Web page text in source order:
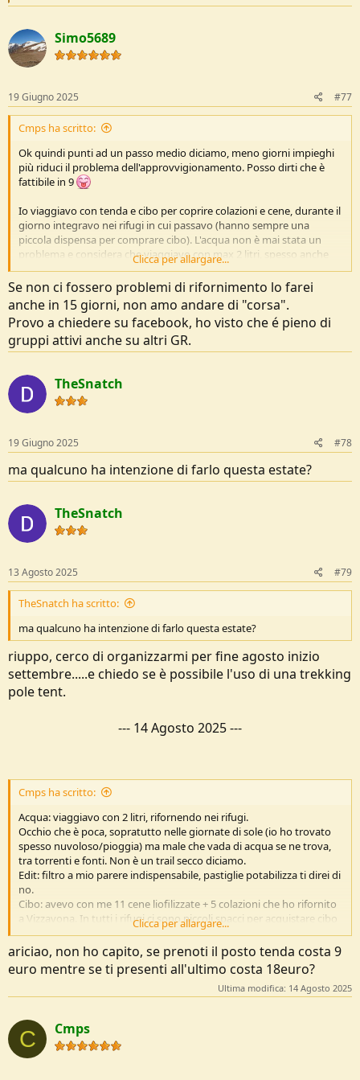
c
t
i
o
s
:
Simo5689
19 Giugno 2025 #77
Cmps ha scritto:
Ok quindi punti ad un passo medio diciamo, meno giorni impieghi
più riduci il problema dell'approvvigionamento. Posso dirti che è
fattibile in 9
Io viaggiavo con tenda e cibo per coprire colazioni e cene, durante il
giorno integravo nei rifugi in cui passavo (hanno sempre una
piccola dispensa per comprare cibo). L'acqua non è mai stata un
problema e considera che viaggiavo con max 2 litri, spesso anche
meno (quindi pochi) e solo una volta sono arrivato un po' corto.
Comunque, siamo in pochi qui sul forum ad aver fatto il GR20 e,
credo, lo abbiamo fatto tutti in estate con i rifugi aperti e nessun
problema di rifornimento. Ti consiglio di andare sul gruppo
facebookhttps://www.facebook.com/groups/CorsicaGR20
molto attivo e spesso ci scrive gente che l'ha fatta fuori stagione.
Clicca per allargare...
Se non ci fossero problemi di rifornimento lo farei
anche in 15 giorni, non amo andare di "corsa".
Provo a chiedere su facebook, ho visto che é pieno di
gruppi attivi anche su altri GR.
TheSnatch
19 Giugno 2025 #78
ma qualcuno ha intenzione di farlo questa estate?
TheSnatch
13 Agosto 2025 #79
TheSnatch ha scritto:
ma qualcuno ha intenzione di farlo questa estate?
riuppo, cerco di organizzarmi per fine agosto inizio
settembre.....e chiedo se è possibile l'uso di una trekking
pole tent.
--- 14 Agosto 2025---
Cmps ha scritto:
Acqua: viaggiavo con 2 litri, rifornendo nei rifugi.
Occhio che è poca, sopratutto nelle giornate di sole (io ho trovato
spesso nuvoloso/pioggia) ma male che vada di acqua se ne trova,
tra torrenti e fonti. Non è un trail secco diciamo.
Edit: filtro a mio parere indispensabile, pastiglie potabilizza ti direi di
no.
Cibo: avevo con me 11 cene liofilizzate + 5 colazioni che ho rifornito
a Vizzavona. In tutti i rifugi ci sono piccoli spacci per acquistare cibo
da cucinare e c'è sempre a disposizione una zona cucina se non hai il
tuo fornello, oppure puoi mangiare quello che propongo loro per
cena, e non sembrava affatto male. Per pranzo mi arrangiavo un po'
con quel che trovavo nel rifugio in cui passavo.
Dormire: non so come funziona senza tenda, io avevo la mia, ma si
tua tenda non ti dicono mai di no, ma paghi 18€. Ho prenotato
secondo il mio programma dove ho potuto perché alcuni rifugi
erano già full 2 settimane prima e mi sono rassegnato a pagare 18€
sul posto. Alcuni rifugi hanno davvero poco posto per le tende, e se
Clicca per allargare...
ariciao, non ho capito, se prenoti il posto tenda costa 9
euro mentre se ti presenti all'ultimo costa 18euro?
Ultima modifica: 14 Agosto 2025
C Cmps